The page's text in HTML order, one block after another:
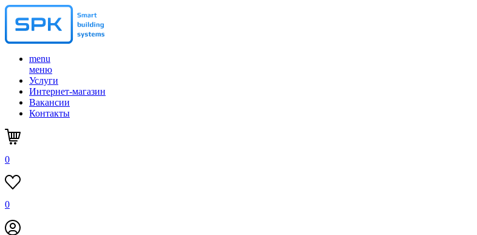
menu
меню
Услуги
Интернет-магазин
Вакансии
Контакты
0
0